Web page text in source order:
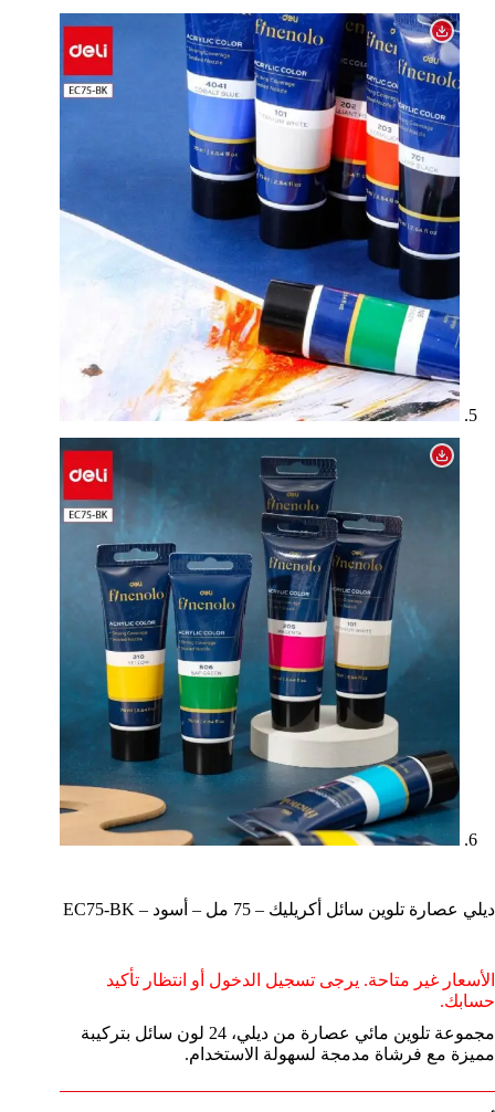
ديلي عصارة تلوين سائل أكريليك – 75 مل – أسود – EC75-BK
الأسعار غير متاحة. يرجى تسجيل الدخول أو انتظار تأكيد
حسابك.
مجموعة تلوين مائي عصارة من ديلي، 24 لون سائل بتركيبة
مميزة مع فرشاة مدمجة لسهولة الاستخدام.